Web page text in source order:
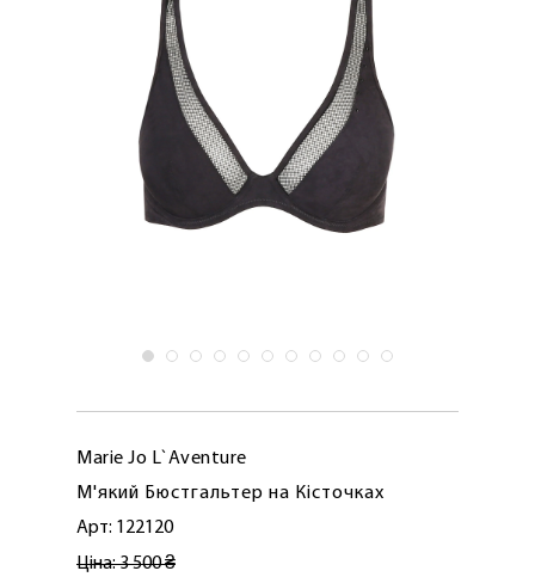
Marie Jo L`Aventure
М'який Бюстгальтер на Кісточках
Арт: 122120
Ціна: 3 500 ₴